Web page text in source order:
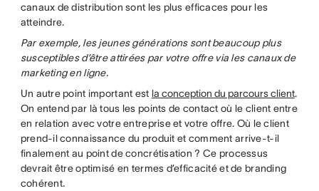
canaux de distribution sont les plus efficaces pour les
atteindre.
Par exemple, les jeunes générations sont beaucoup plus
susceptibles d’être attirées par votre offre via les canaux de
marketing en ligne.
Un autre point important est la conception du parcours client.
On entend par là tous les points de contact où le client entre
en relation avec votre entreprise et votre offre. Où le client
prend-il connaissance du produit et comment arrive-t-il
finalement au point de concrétisation ? Ce processus
devrait être optimisé en termes d’efficacité et de branding
cohérent.